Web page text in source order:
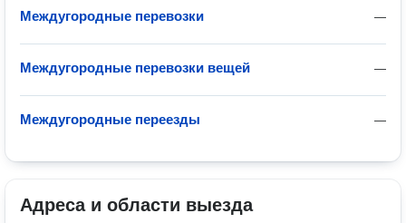
—
Междугородные перевозки
—
Междугородные перевозки вещей
—
Междугородные переезды
Адреса и области выезда